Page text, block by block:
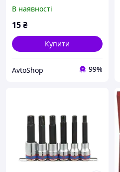
В наявності
15₴
Купити
AvtoShop 99%